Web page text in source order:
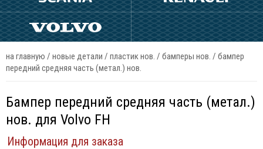
на главную / новые детали / пластик нов. / бамперы нов. / бампер
передний средняя часть (метал.) нов.
Бампер передний средняя часть (метал.)
нов. для Volvo FH
Информация для заказа